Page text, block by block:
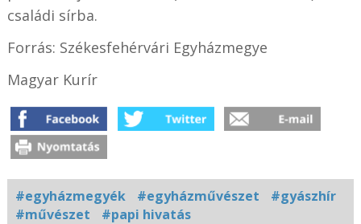
családi sírba.
Forrás: Székesfehérvári Egyházmegye
Magyar Kurír
#egyházmegyék #egyházművészet
#gyászhír
#művészet
#papi hivatás